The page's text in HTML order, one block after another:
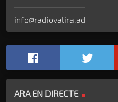
info@radiovalira.ad
ARA EN DIRECTE